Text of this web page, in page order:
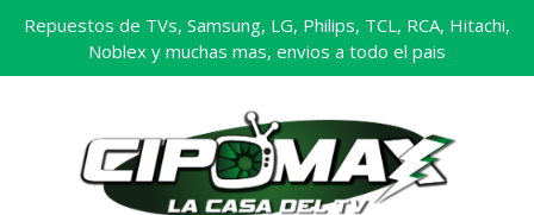
Repuestos de TVs, Samsung, LG, Philips, TCL, RCA, Hitachi,
Noblex y muchas mas, envios a todo el pais